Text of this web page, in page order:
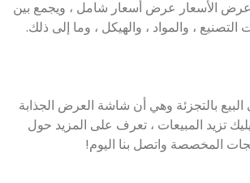
الأسعار عرض أسعار شامل ، ويجمع بين
التصنيع ، والمواد ، والهيكل ، وما إلى ذلك.
البيع بالتجزئة وهي أن شاشة العرض الجذابة
تزيد المبيعات ، تعرف على المزيد حول
المخصصة واتصل بنا اليوم!